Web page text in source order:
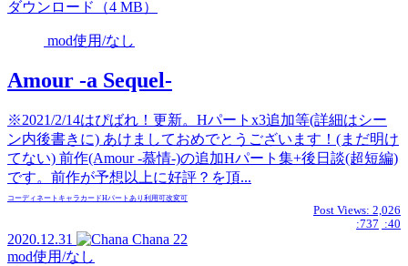
ダウンロード（4 MB）
mod使用/なし
Amour -a Sequel-
※2021/2/14はぴばれ！更新。Hパートx3追加等(詳細はシー
ン内後書きに) あけましておめでとうございます！(まだ明け
てない) 前作(Amour -慕情-)の追加Hパート集+後日談(超短編)
です。前作が予想以上に好評？を頂...
コーディネート キャラカードHパートあり 利用可改変可
Post Views: 2,026
:737 :40
2020.12.31 Chana 22
mod使用/なし